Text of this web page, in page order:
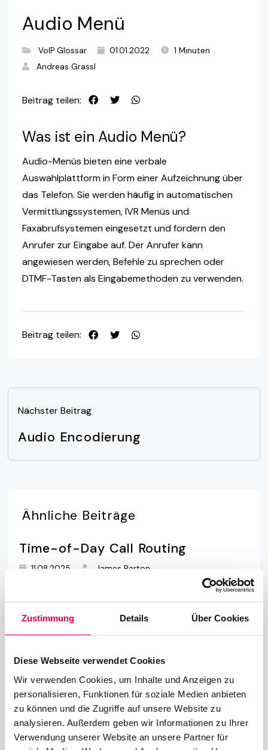
Zustimmung Details Über Cookies
Diese Webseite verwendet Cookies
Wir verwenden Cookies, um Inhalte und Anzeigen zu
personalisieren, Funktionen für soziale Medien anbieten
zu können und die Zugriffe auf unsere Website zu
analysieren. Außerdem geben wir Informationen zu Ihrer
Verwendung unserer Website an unsere Partner für
Audio Menü
VoIP Glossar 01.01.2022
1 Minuten
Andreas Grassl
Beitrag teilen:
Was ist ein Audio Menü?
Audio-Menüs bieten eine verbale
Auswahlplattform in Form einer Aufzeichnung über
das Telefon. Sie werden häufig in automatischen
Vermittlungssystemen, IVR Menüs und
Faxabrufsystemen eingesetzt und fordern den
Anrufer zur Eingabe auf. Der Anrufer kann
angewiesen werden, Befehle zu sprechen oder
DTMF-Tasten als Eingabemethoden zu verwenden.
Beitrag teilen:
Nächster Beitrag
Audio Encodierung
Ähnliche Beiträge
Time-of-Day Call Routing
11.08.2025 James Barton
Cloud Telefonanlage
01.06.2023
All-IP
01.01.2022 Andreas Grassl